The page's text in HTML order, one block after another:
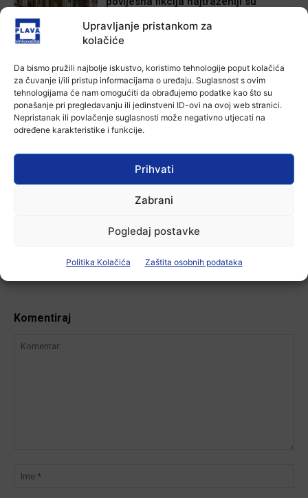
Upravljanje pristankom za
kolačiće
Da bismo pružili najbolje iskustvo, koristimo tehnologije poput kolačića
za čuvanje i/ili pristup informacijama o uređaju. Suglasnost s ovim
tehnologijama će nam omogućiti da obrađujemo podatke kao što su
ponašanje pri pregledavanju ili jedinstveni ID-ovi na ovoj web stranici.
Nepristanak ili povlačenje suglasnosti može negativno utjecati na
određene karakteristike i funkcije.
Prihvati
Zabrani
Pogledaj postavke
Politika Kolačića Zaštita osobnih podataka
knjižnici
6 kolovoza, 2026
Iz Vinkovačkog vodovoda i
kanalizacije najavljuju smanjenje
tlaka u vodovodnoj mreži
6 kolovoza, 2026
Aktualno
6 kolovoza, 2026
Komentiraj